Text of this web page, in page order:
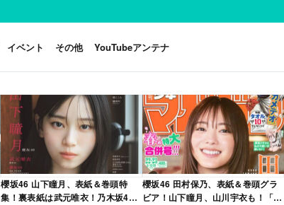
イベント その他 YouTubeアンテナ
櫻坂46 山下瞳月、表紙＆巻頭特
集！裏表紙は武元唯衣！乃木坂46
櫻坂46 田村保乃、表紙＆巻頭グラ
ビア！山下瞳月、山川宇衣も！「週